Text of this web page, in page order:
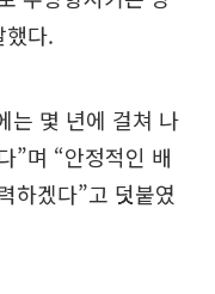
했다.
는 몇 년에 걸쳐 나
”며 “안정적인 배
하겠다”고 덧붙였